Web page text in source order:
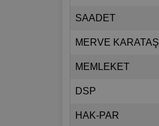
SAADET
MERVE KARATAŞ
MEMLEKET
DSP
HAK-PAR